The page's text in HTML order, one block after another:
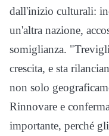
dall'inizio culturali:
un'altra nazione,
somiglianza.
crescita, e sta
non solo
Rinnovare e
importante, perché